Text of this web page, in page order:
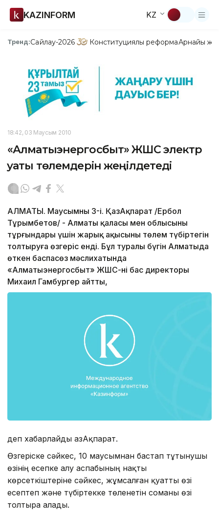
KAZINFORM KZ
Тренд:Сайлау-2026 Конституциялық реформаАрнайы
18:42, 03 Маусым 2010
«Алматыэнергосбыт» ЖШС электр
қуаты төлемдерін жеңілдетеді
АЛМАТЫ. Маусымның 3-і. ҚазАқпарат /Ербол
Тұрымбетов/ - Алматы қаласы мен облысының
тұрғындары үшін жарық ақысының төлем түбіртегін
толтыруға өзгеріс енді. Бұл туралы бүгін Алматыда
өткен баспасөз мәслихатында
«Алматыэнергосбыт» ЖШС-нің бас директоры
Михаил Гамбургер айтты,
деп хабарлайды ҚазАқпарат.
Өзгеріске сәйкес, 10 маусымнан бастап тұтынушы
өзінің есепке алу аспабының нақты
көрсеткіштеріне сәйкес, жұмсалған қуатты өзі
есептеп және түбіртекке төленетін соманы өзі
толтыра алады.